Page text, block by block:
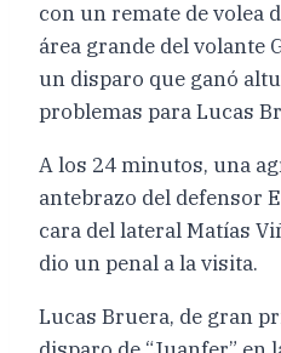
con un remate de volea
área grande del volante
un disparo que ganó
problemas para Lucas
A los 24 minutos, una
antebrazo del defensor
cara del lateral Matías
dio un penal a la visita.
Lucas Bruera, de gran